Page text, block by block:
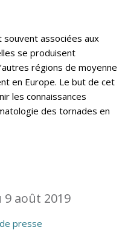
associées aux
se produisent
régions de moyenne
en Europe. Le but de cet
les connaissances
des tornades en
août 2019
presse